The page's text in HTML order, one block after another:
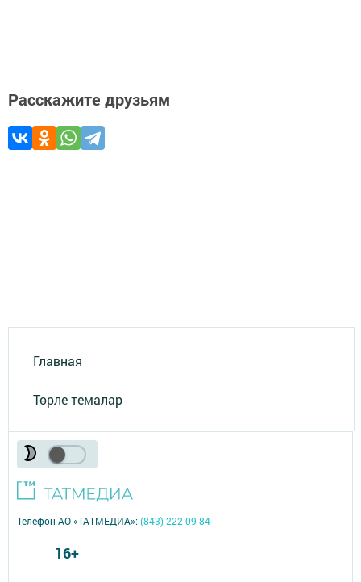
Расскажите друзьям
Главная
Төрле темалар
Телефон АО «ТАТМЕДИА»:(843) 222 09 84
16+